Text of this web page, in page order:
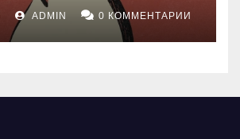
ADMIN 0 КОММЕНТАРИИ